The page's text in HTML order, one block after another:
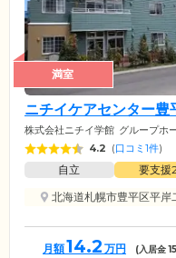
満室
ニチイケアセンター豊
株式会社ニチイ学館 グループホ
4.2 (口コミ1件)
自立 要支援
北海道札幌市豊平区平
月額14.2 万円 (入居金